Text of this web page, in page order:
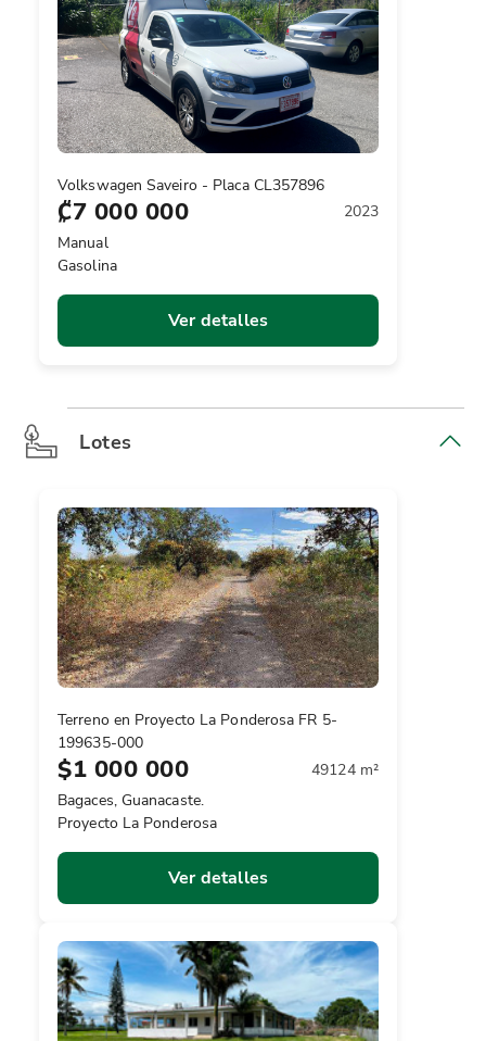
Volkswagen Saveiro - Placa CL357896
₡7 000 000
2023
Manual
Gasolina
Ver detalles
Lotes
Terreno en Proyecto La Ponderosa FR 5-
199635-000
$1 000 000
49124 m²
Bagaces, Guanacaste.
Proyecto La Ponderosa
Ver detalles